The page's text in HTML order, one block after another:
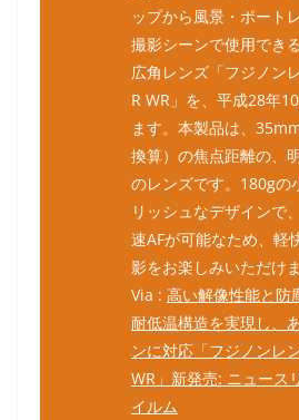
ップから風景・ポート
撮影シーンで使用でき
広角レンズ「フジノン
R WR」を、平成28年
ます。本製品は、
換算）の焦点距離の、
のレンズです。180gの
リッシュなデザインで
速AFが可能なため、軽
影をお楽しみいただけま
Via : 高い解像性能と
耐低温構造を実現し、
ンに対応「フジノンレ
WR」新発売: ニュース
イルム